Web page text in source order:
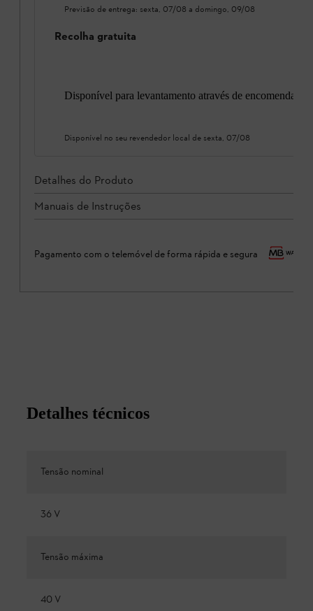
Previsão de entrega: sexta, 07/08 a domingo, 09/08
Recolha gratuita
Disponível para levantamento através de encomenda
Disponível no seu revendedor local de sexta, 07/08
Detalhes do Produto
Manuais de Instruções
Pagamento com o telemóvel de forma rápida e segura
Detalhes técnicos
Tensão nominal
36 V
Tensão máxima
40 V